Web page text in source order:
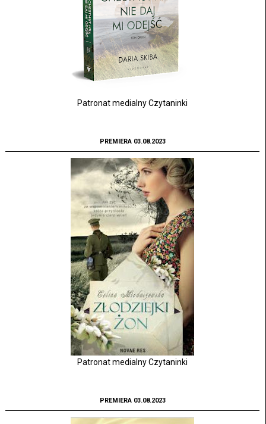
Patronat medialny Czytaninki
PREMIERA 03.08.2023
Patronat medialny Czytaninki
PREMIERA 03.08.2023